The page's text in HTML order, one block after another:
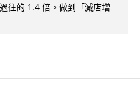
往的 1.4 倍。做到「減店增